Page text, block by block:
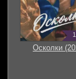
Осколки